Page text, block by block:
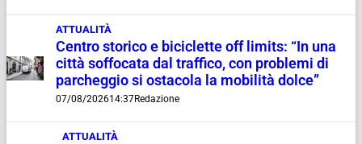
ATTUALITÀ
Centro storico e biciclette off limits: “In una
città soffocata dal traffico, con problemi di
parcheggio si ostacola la mobilità dolce”
07/08/202614:37Redazione
ATTUALITÀ